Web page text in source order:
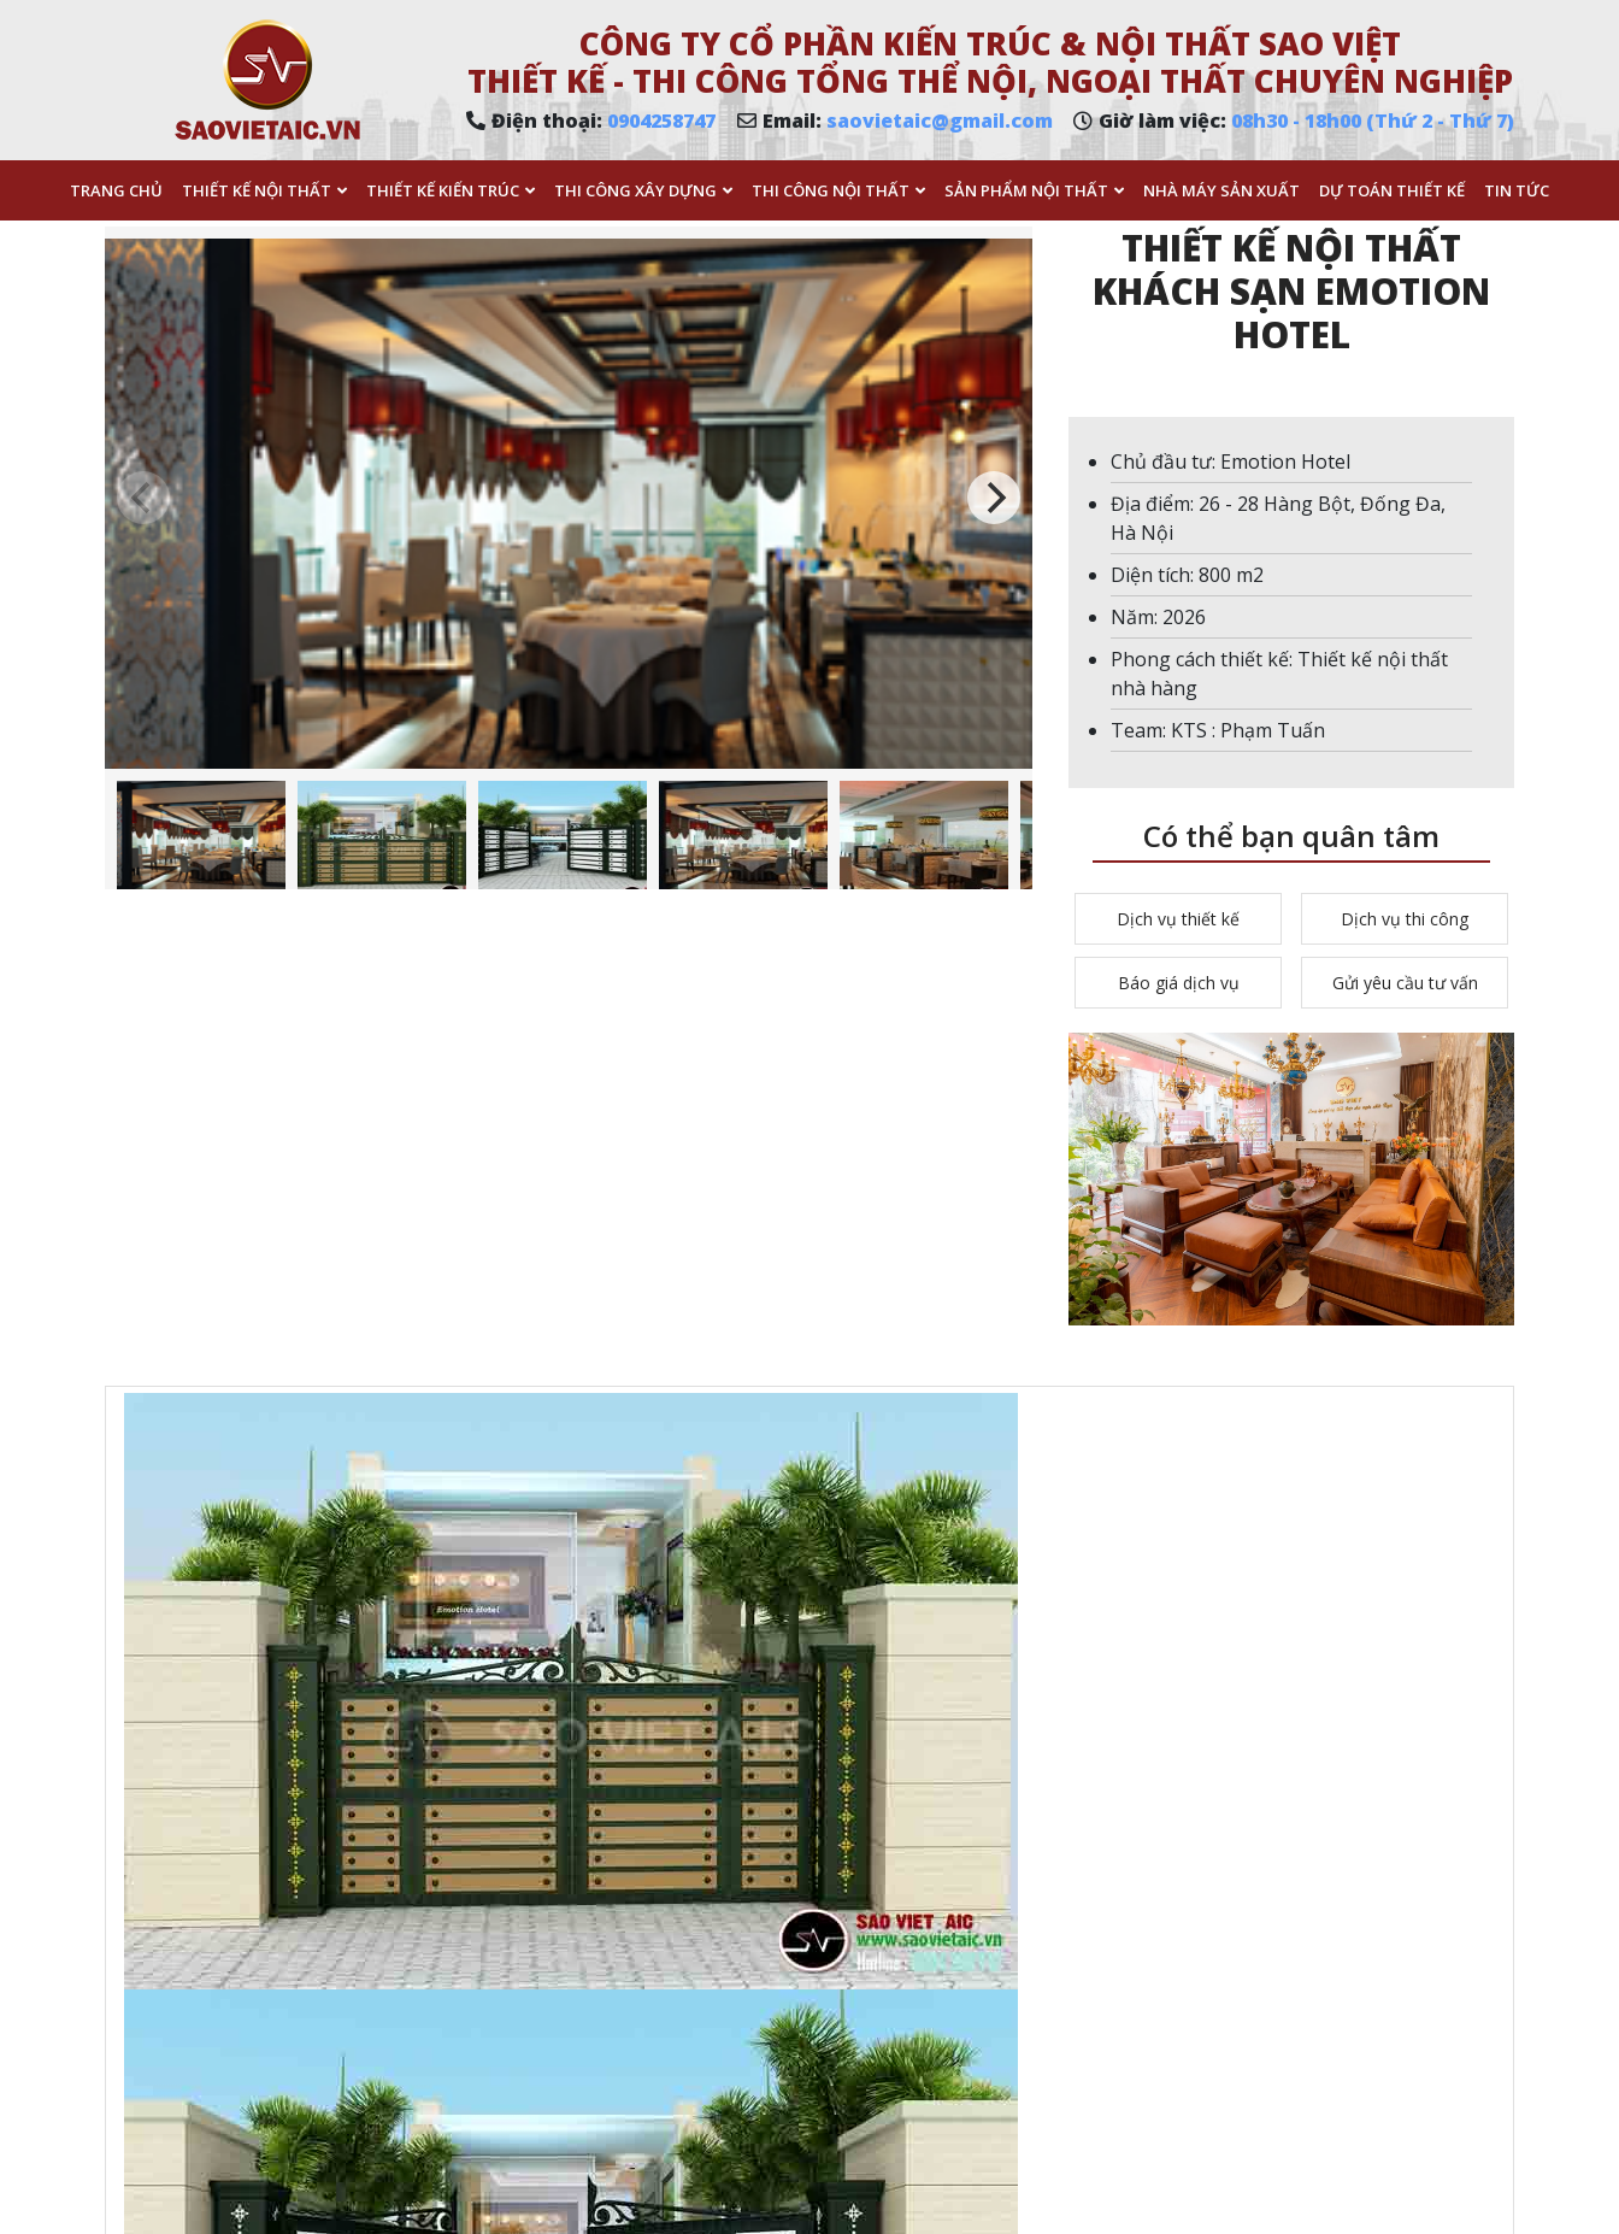
CÔNG TY CỔ PHẦN KIẾN TRÚC & NỘI THẤT SAO VIỆT
THIẾT KẾ - THI CÔNG TỔNG THỂ NỘI, NGOẠI THẤT CHUYÊN NGHIỆP
Điện thoại:0904258747 Email: saovietaic@gmail.com Giờ làm việc: 08h30 - 18h00 (Thứ 2 - Thứ 7)
TRANG CHỦ THIẾT KẾ NỘI THẤT THIẾT KẾ KIẾN TRÚC THI CÔNG XÂY DỰNG THI CÔNG NỘI THẤT SẢN PHẨM NỘI THẤT NHÀ MÁY SẢN XUẤT DỰ TOÁN THIẾT KẾ TIN TỨC
THIẾT KẾ NỘI THẤT
KHÁCH SẠN EMOTION
HOTEL
Chủ đầu tư: Emotion Hotel
Địa điểm: 26 - 28 Hàng Bột, Đống Đa,
Hà Nội
Diện tích: 800 m2
Năm: 2026
Phong cách thiết kế: Thiết kế nội thất
nhà hàng
Team: KTS : Phạm Tuấn
Có thể bạn quân tâm
Dịch vụ thiết kế Dịch vụ thi công
Báo giá dịch vụ Gửi yêu cầu tư vấn